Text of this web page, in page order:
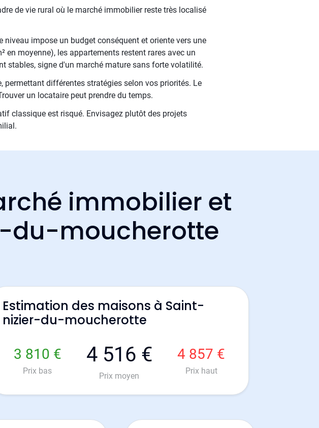
de vie rural où le marché immobilier reste très localisé
niveau impose un budget conséquent et oriente vers une
moyenne), les appartements restent rares avec un
stables, signe d'un marché mature sans forte volatilité.
permettant différentes stratégies selon vos priorités. Le
un locataire peut prendre du temps.
classique est risqué. Envisagez plutôt des projets
immobilier et
du-moucherotte
Estimation des maisons à Saint-
nizier-du-moucherotte
3 810 €
Prix bas
4 516 €
Prix moyen
4 857 €
Prix haut